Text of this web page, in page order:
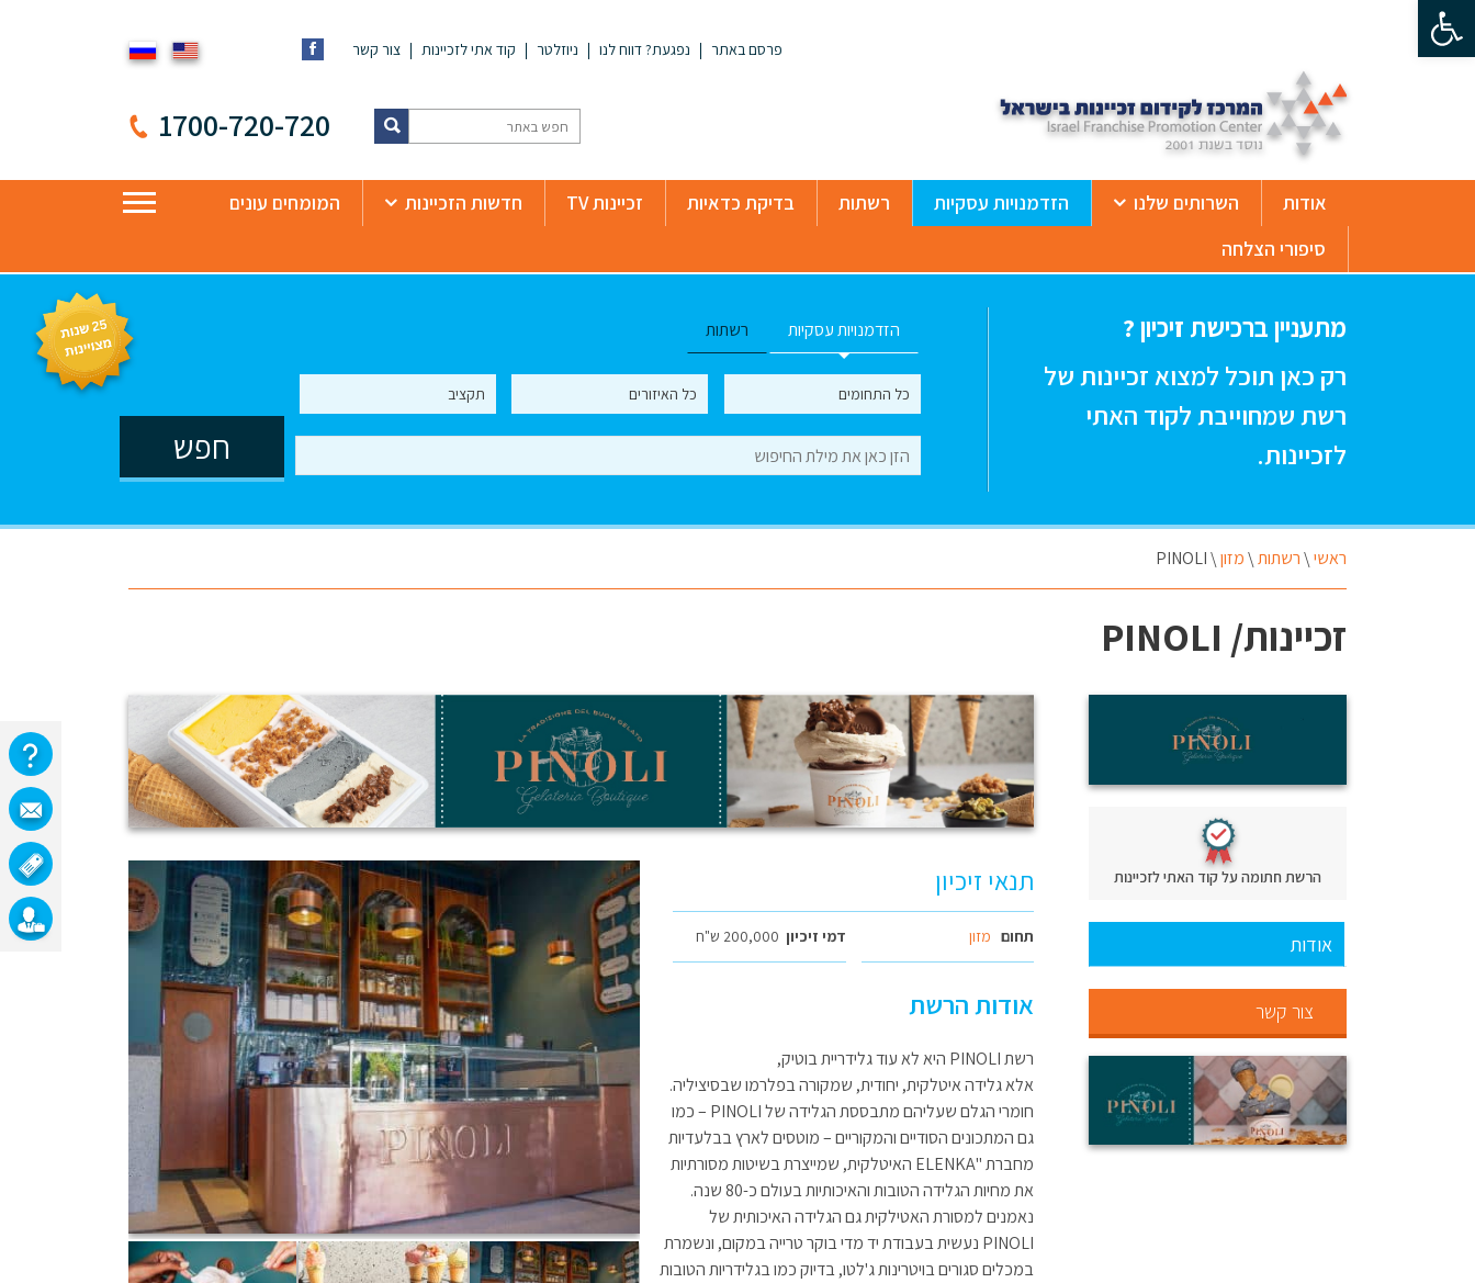
פתח סרגל נגישות
פרסם באתר נפגעת? דווח לנו ניוזלטר קוד אתי לזכיינות צור קשר
1700-720-720
אודות השרותים שלנו הזדמנויות עסקיות רשתות בדיקת כדאיות זכיינות TV חדשות הזכיינות
המומחים עונים
סיפורי הצלחה
מתעניין ברכישת זיכיון ?
רק כאן תוכל למצוא זכיינות של
רשת שמחוייבת לקוד האתי
לזכיינות.
הזדמנויות עסקיות רשתות
ראשי\רשתות\מזון\
PINOLI
זכיינות/ PINOLI
תנאי זיכיון
תחום מזון דמי זיכיון 200,000 ש"ח
אודות הרשת
רשת PINOLI היא לא עוד גלידריית בוטיק,
אלא גלידה איטלקית, יחודית, שמקורה בפלרמו שבסיציליה.
חומרי הגלם שעליהם מתבססת הגלידה של PINOLI – כמו
גם המתכונים הסודיים והמקוריים – מוטסים לארץ בבלעדיות
מחברת "ELENKA האיטלקית, שמייצרת בשיטות מסורתיות
את מחיות הגלידה הטובות והאיכותיות בעולם כ-80 שנה.
נאמנים למסורת האטילקית גם הגלידה האיכותית של
PINOLI נעשית בעבודת יד מדי בוקר טרייה במקום, ונשמרת
במכלים סגורים בויטרינות ג'לטו, בדיוק כמו בגלידריות הטובות
הרשת חתומה על קוד האתי לזכיינות
אודות
צור קשר